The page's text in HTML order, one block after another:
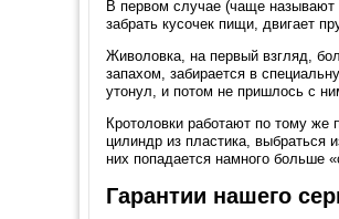
В первом случае (чаще называют
забрать кусочек пищи, двигает
Живоловка, на первый взгляд,
запахом, забирается в
утонул, и потом не пришлось с
Кротоловки работают по тому
цилиндр из пластика, выбраться
них попадается намного больше
Гарантии нашего